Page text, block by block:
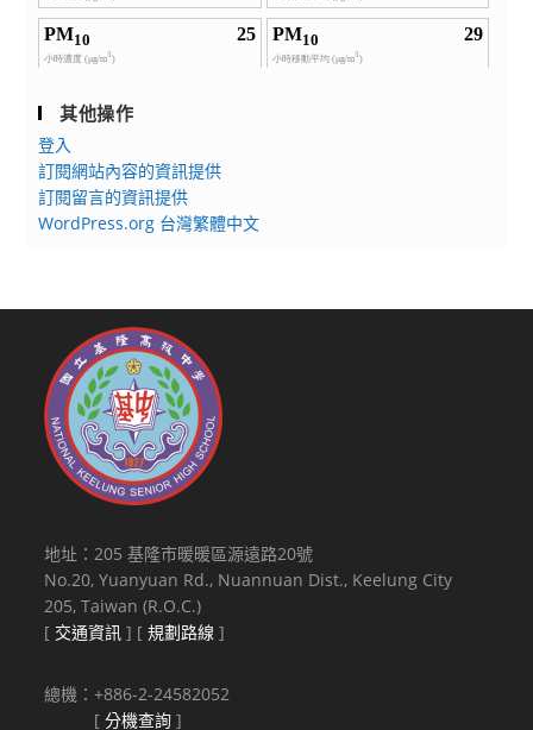
其他操作
登入
訂閱網站內容的資訊提供
訂閱留言的資訊提供
WordPress.org 台灣繁體中文
地址：205 基隆市暖暖區源遠路20號
No.20, Yuanyuan Rd., Nuannuan Dist., Keelung City
205, Taiwan (R.O.C.)
[ 交通資訊 ] [規劃路線 ]
總機：+886-2-24582052
[分機查詢 ]